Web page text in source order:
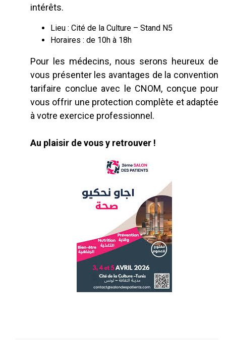
intérêts.
Lieu : Cité de la Culture – Stand N5
Horaires : de 10h à 18h
Pour les médecins, nous serons heureux de
vous présenter les avantages de la convention
tarifaire conclue avec le CNOM, conçue pour
vous offrir une protection complète et adaptée
à votre exercice professionnel.
Au plaisir de vous y retrouver !